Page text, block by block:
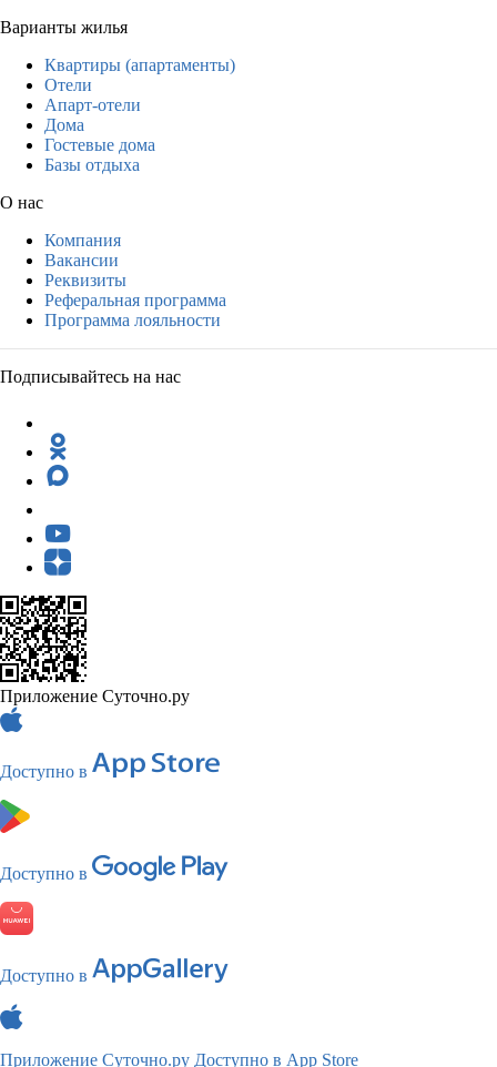
Варианты жилья
Квартиры (апартаменты)
Отели
Апарт-отели
Дома
Гостевые дома
Базы отдыха
О нас
Компания
Вакансии
Реквизиты
Реферальная программа
Программа лояльности
Подписывайтесь на нас
Приложение Суточно.ру
Доступно в
Доступно в
Доступно в
Приложение Суточно.ру Доступно в App Store